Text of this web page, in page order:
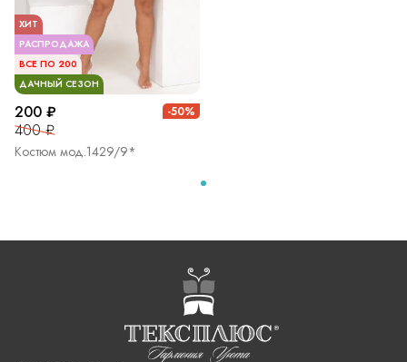
РАСПРОДАЖА
ВСЕ ПО 200
ДАЧНЫЙ СЕЗОН
ХИТ
200 ₽
400 ₽
-50%
Костюм мод.1429/9*